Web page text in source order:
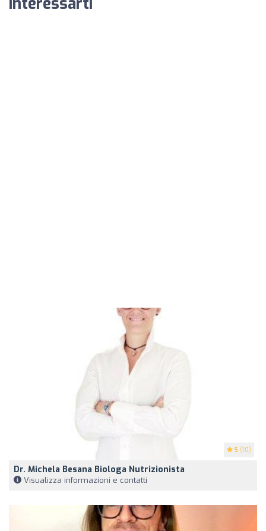
5 (10)
Dr. Michela Besana Biologa Nutrizionista
Visualizza informazioni e contatti